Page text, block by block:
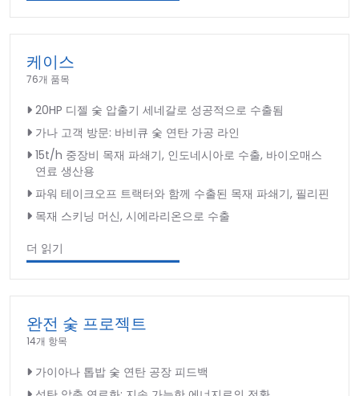
케이스
76개 품목
20HP 디젤 숯 압출기 세네갈로 성공적으로 수출됨
가나 고객 방문: 바비큐 숯 연탄 가공 라인
15t/h 중장비 목재 파쇄기, 인도네시아로 수출, 바이오매스
연료 생산용
파워 테이크오프 트랙터와 함께 수출된 목재 파쇄기, 필리핀
목재 스키닝 머신, 시에라리온으로 수출
더 읽기
완전 숯 프로젝트
14개 항목
가이아나 톱밥 숯 연탄 공장 피드백